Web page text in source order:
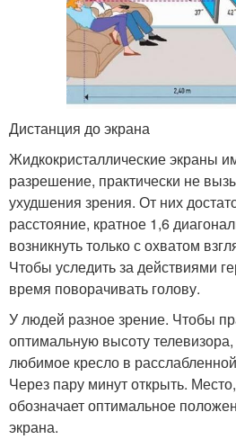
Дистанция до экрана
Жидкокристаллические экраны
разрешение, практически не
ухудшения зрения. От них
расстояние, кратное 1,6
возникнуть только с охватом
Чтобы уследить за действиями
время поворачивать голову.
У людей разное зрение. Чтобы
оптимальную высоту
любимое кресло в
Через пару минут открыть.
обозначает оптимальное
экрана.